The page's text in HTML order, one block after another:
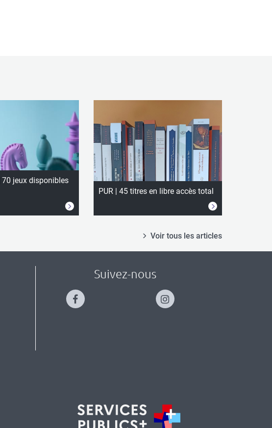
70 jeux disponibles
PUR | 45 titres en libre accès total
Voir tous les articles
Suivez-nous